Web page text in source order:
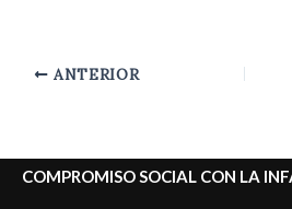
ANTERIOR
COMPROMISO SOCIAL CON LA